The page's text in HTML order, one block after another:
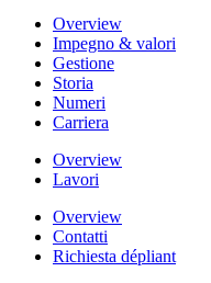
Overview
Impegno & valori
Gestione
Storia
Numeri
Carriera
Overview
Lavori
Overview
Contatti
Richiesta dépliant